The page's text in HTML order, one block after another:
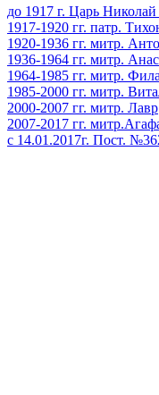
до 1917 г. Царь
1917-1920 гг. патр.
1920-1936 гг. митр.
1936-1964 гг. митр.
1964-1985 гг. митр.
1985-2000 гг. митр.
2000-2007 гг. митр. Лавр
2007-2017 гг.
с 14.01.2017г. Пост.